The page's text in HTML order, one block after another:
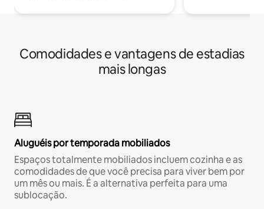
Comodidades e vantagens de estadias
mais longas
Aluguéis por temporada mobiliados
Espaços totalmente mobiliados incluem cozinha e as
comodidades de que você precisa para viver bem por
um mês ou mais. É a alternativa perfeita para uma
sublocação.